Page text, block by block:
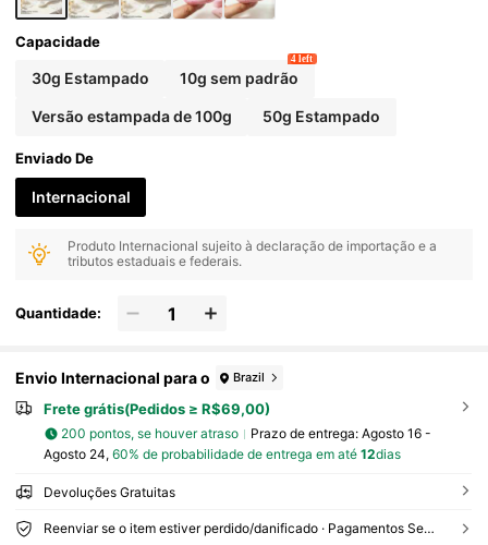
Capacidade
30g Estampado 10g sem padrão
4 left
Versão estampada de 100g 50g Estampado
Enviado De
Internacional
Produto Internacional sujeito à declaração de importação e a
tributos estaduais e federais.
Quantidade:
Envio Internacional para o Brazil
Frete grátis(Pedidos ≥ R$69,00)
200 pontos, se houver atraso Prazo de entrega: Agosto 16 -
Agosto 24, 60% de probabilidade de entrega em até 12dias
Devoluções Gratuitas
Reenviar se o item estiver perdido/danificado · Pagamentos Seguros · Proteção de privacidade